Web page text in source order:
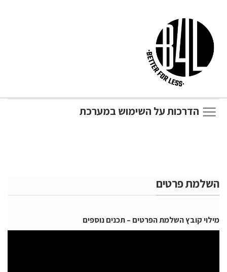
הדרכות על השימוש במערכת
השלמת פרטים
מילוי קובץ השלמת הפרטים – תכנים נוספים